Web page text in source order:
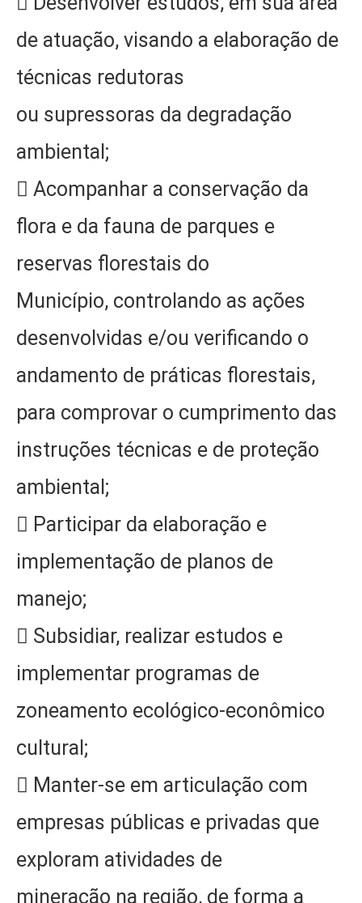
de atuação, visando a elaboração de
técnicas redutoras
ou supressoras da degradação
ambiental;
 Acompanhar a conservação da
flora e da fauna de parques e
reservas florestais do
Município, controlando as ações
desenvolvidas e/ou verificando o
andamento de práticas florestais,
para comprovar o cumprimento das
instruções técnicas e de proteção
ambiental;
 Participar da elaboração e
implementação de planos de
manejo;
 Subsidiar, realizar estudos e
implementar programas de
zoneamento ecológico-econômico
cultural;
 Manter-se em articulação com
empresas públicas e privadas que
exploram atividades de
mineração na região, de forma a